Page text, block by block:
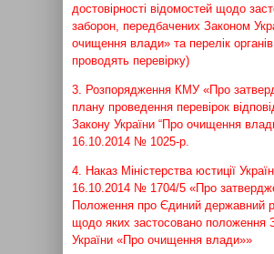
достовірності відомостей щодо
заборон, передбачених Законом
очищення влади» та перелік
проводять перевірку)
3. Розпорядження КМУ «Про
плану проведення перевірок
Закону України “Про очищення
16.10.2014 № 1025-р.
4. Наказ Міністерства юстиції
16.10.2014 № 1704/5 «Про
Положення про Єдиний державний
щодо яких застосовано положення
України «Про очищення влади»»